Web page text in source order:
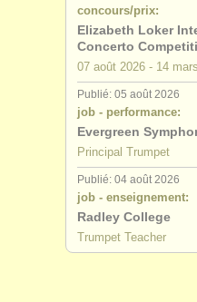
a propos de
éditeurs:
ajouter votre
concours/prix:
Elizabeth Loker
Concerto
07 août 2026 - 14 mars
Publié: 05 août 2026
job - performance:
Evergreen
Principal Trumpet
Publié: 04 août 2026
job - enseignement:
Radley College
Trumpet Teacher